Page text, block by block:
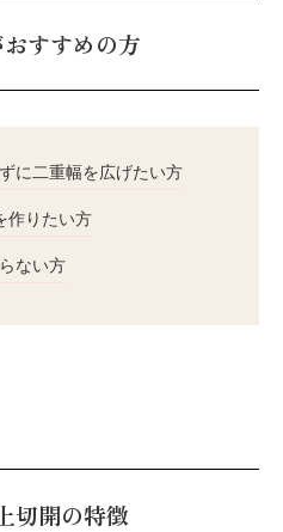
すすめの方
に二重幅を広げたい方
作りたい方
ない方
切開の特徴